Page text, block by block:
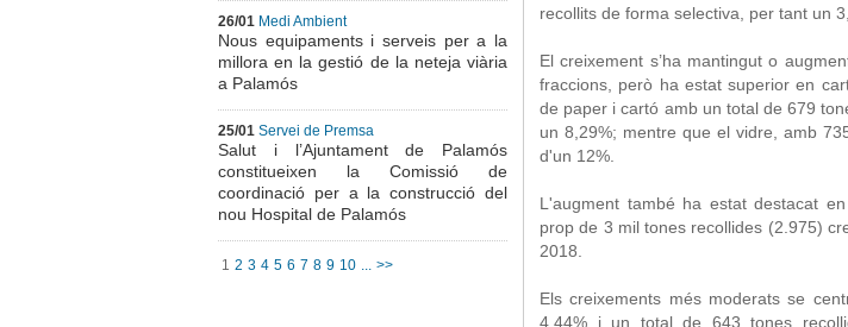
26/01 Medi Ambient
Nous equipaments i serveis per a la
millora en la gestió de la neteja viària
a Palamós
25/01 Servei de Premsa
Salut i l’Ajuntament de Palamós
constitueixen la Comissió de
coordinació per a la construcció del
nou Hospital de Palamós
1 2 3 4 5 6 7 8 9 10 ... >>
recollits de forma selectiva, per tant un
El creixement s’ha mantingut o
fraccions, però ha estat superior en
de paper i cartó amb un total de 679
un 8,29%; mentre que el vidre, amb
d'un 12%.
L'augment també ha estat destacat
prop de 3 mil tones recollides (2.975)
2018.
Els creixements més moderats se
4,44% i un total de 643 tones